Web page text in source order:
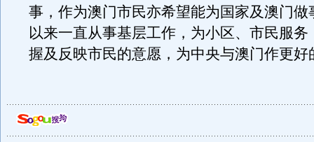
事，作为澳门市民亦希望能为国家及澳门做
以来一直从事基层工作，为小区、市民服务
握及反映市民的意愿，为中央与澳门作更好